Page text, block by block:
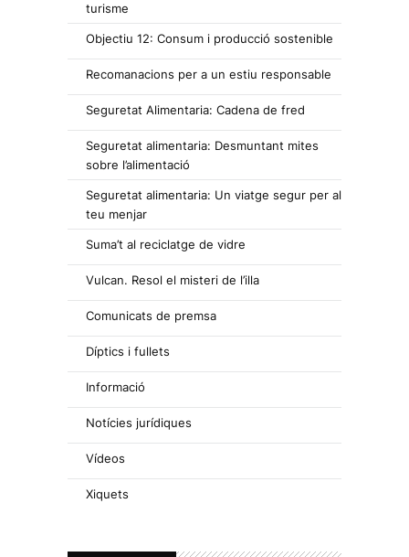
turisme
Objectiu 12: Consum i producció sostenible
Recomanacions per a un estiu responsable
Seguretat Alimentaria: Cadena de fred
Seguretat alimentaria: Desmuntant mites
sobre l’alimentació
Seguretat alimentaria: Un viatge segur per al
teu menjar
Suma’t al reciclatge de vidre
Vulcan. Resol el misteri de l’illa
Comunicats de premsa
Díptics i fullets
Informació
Notícies jurídiques
Vídeos
Xiquets